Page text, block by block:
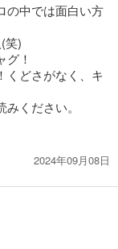
の中では面白い方
笑)
！
くどさがなく、キ
ください。
2024年09月08日